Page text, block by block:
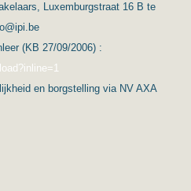
Luxemburgstraat 16 B te
(KB 27/09/2006) :
en borgstelling via NV AXA